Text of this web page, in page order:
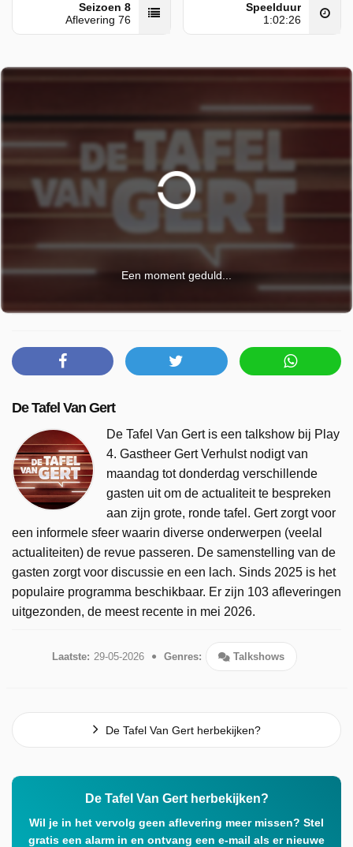
Seizoen 8
Aflevering 76
Speelduur
1:02:26
Een moment geduld...
De Tafel Van Gert
De Tafel Van Gert is een talkshow bij Play
4. Gastheer Gert Verhulst nodigt van
maandag tot donderdag verschillende
gasten uit om de actualiteit te bespreken
aan zijn grote, ronde tafel. Gert zorgt voor
een informele sfeer waarin diverse onderwerpen (veelal
actualiteiten) de revue passeren. De samenstelling van de
gasten zorgt voor discussie en een lach. Sinds 2025 is het
populaire programma beschikbaar. Er zijn 103 afleveringen
uitgezonden, de meest recente in mei 2026.
Laatste: 29-05-2026 Genres: Talkshows
De Tafel Van Gert herbekijken?
De Tafel Van Gert herbekijken?
Wil je in het vervolg geen aflevering meer missen? Stel
gratis een alarm in en ontvang een e-mail als er nieuwe